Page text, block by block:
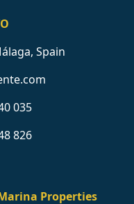
Spain
035
826
Properties